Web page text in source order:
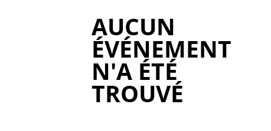
AUCUN
ÉVÉNEMENT
N'A ÉTÉ
TROUVÉ